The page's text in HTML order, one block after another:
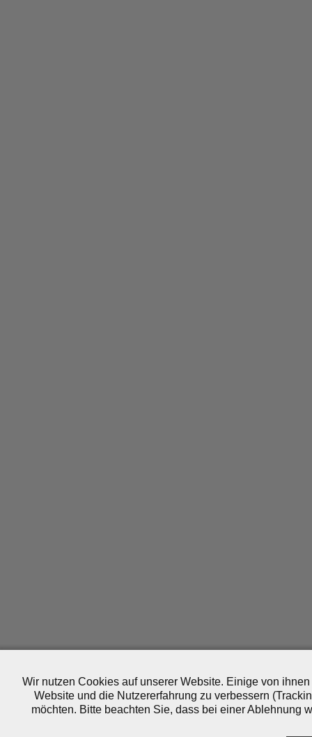
Wir nutzen Cookies auf unserer Website. Einige von
Website und die Nutzererfahrung zu verbessern
möchten. Bitte beachten Sie, dass bei einer Ablehnung